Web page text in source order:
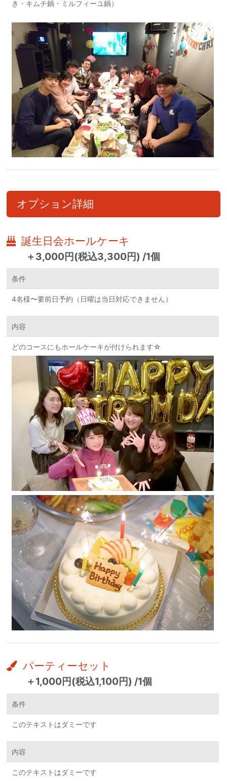
き・キムチ鍋・ミルフィーユ鍋）
オプション詳細
誕生日会ホールケーキ
＋3,000円(税込3,300円) /1個
条件
4名様〜要前日予約（日曜は当日対応できません）
内容
どのコースにもホールケーキが付けられます☆
パーティーセット
＋1,000円(税込1,100円) /1個
条件
このテキストはダミーです
内容
このテキストはダミーです